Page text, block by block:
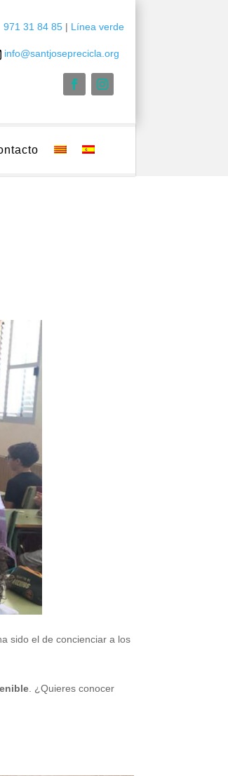
971 31 84 85 | Línea verde
info@santjoseprecicla.org
sido el de concienciar a los
. ¿Quieres conocer